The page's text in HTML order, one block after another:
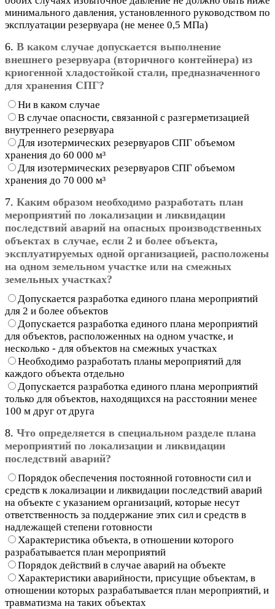
минимального давления, установленного руководством по
эксплуатации резервуара (не менее 0,5 МПа)
6. В каком случае допускается выполнение
внешнего резервуара (вторичного контейнера) из
криогенной хладостойкой стали, предназначенного
для хранения СПГ?
Ни в каком случае
В случае опасности, связанной с разгерметизацией
внутреннего резервуара
Для изотермических резервуаров СПГ объемом
хранения до 60 000 м³
Для изотермических резервуаров СПГ объемом
хранения до 70 000 м³
7. Каким образом необходимо разработать план
мероприятий по локализации и ликвидации
последствий аварий на опасных производственных
объектах в случае, если 2 и более объекта,
эксплуатируемых одной организацией, расположены
на одном земельном участке или на смежных
земельных участках?
Допускается разработка единого плана мероприятий
для 2 и более объектов
Допускается разработка единого плана мероприятий
для объектов, расположенных на одном участке, и
несколько - для объектов на смежных участках
Необходимо разработать планы мероприятий для
каждого объекта отдельно
Допускается разработка единого плана мероприятий
только для объектов, находящихся на расстоянии менее
100 м друг от друга
8. Что определяется в специальном разделе плана
мероприятий по локализации и ликвидации
последствий аварий?
Порядок обеспечения постоянной готовности сил и
средств к локализации и ликвидации последствий аварий
на объекте с указанием организаций, которые несут
ответственность за поддержание этих сил и средств в
надлежащей степени готовности
Характеристика объекта, в отношении которого
разрабатывается план мероприятий
Порядок действий в случае аварий на объекте
Характеристики аварийности, присущие объектам, в
отношении которых разрабатывается план мероприятий, и
травматизма на таких объектах